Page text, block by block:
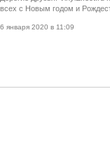
всех с Новым годом и
6 января 2020 в 11:09